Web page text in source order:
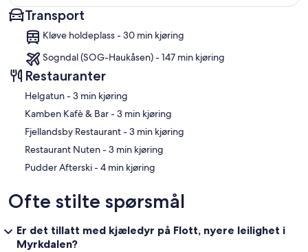
Kart
Transport
Kløve holdeplass - 30 min kjøring
Sogndal (SOG-Haukåsen) - 147 min kjøring
Restauranter
‪Helgatun - ‬3 min kjøring
‪Kamben Kafè & Bar - ‬3 min kjøring
‪Fjellandsby Restaurant - ‬3 min kjøring
‪Restaurant Nuten - ‬3 min kjøring
‪Pudder Afterski - ‬4 min kjøring
Ofte stilte spørsmål
Er det tillatt med kjæledyr på Flott, nyere leilighet i
Myrkdalen?